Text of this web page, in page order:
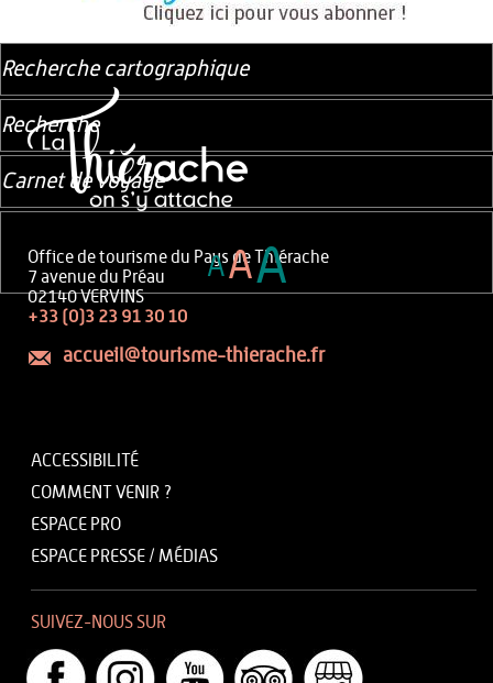
Office de tourisme du Pays de Thiérache
7 avenue du Préau
02140 VERVINS
+33 (0)3 23 91 30 10
accueil@tourisme-thierache.fr
ACCESSIBILITÉ
COMMENT VENIR ?
ESPACE PRO
ESPACE PRESSE / MÉDIAS
SUIVEZ-NOUS SUR
Recherche cartographique
Recherche
Carnet de voyage
AAA